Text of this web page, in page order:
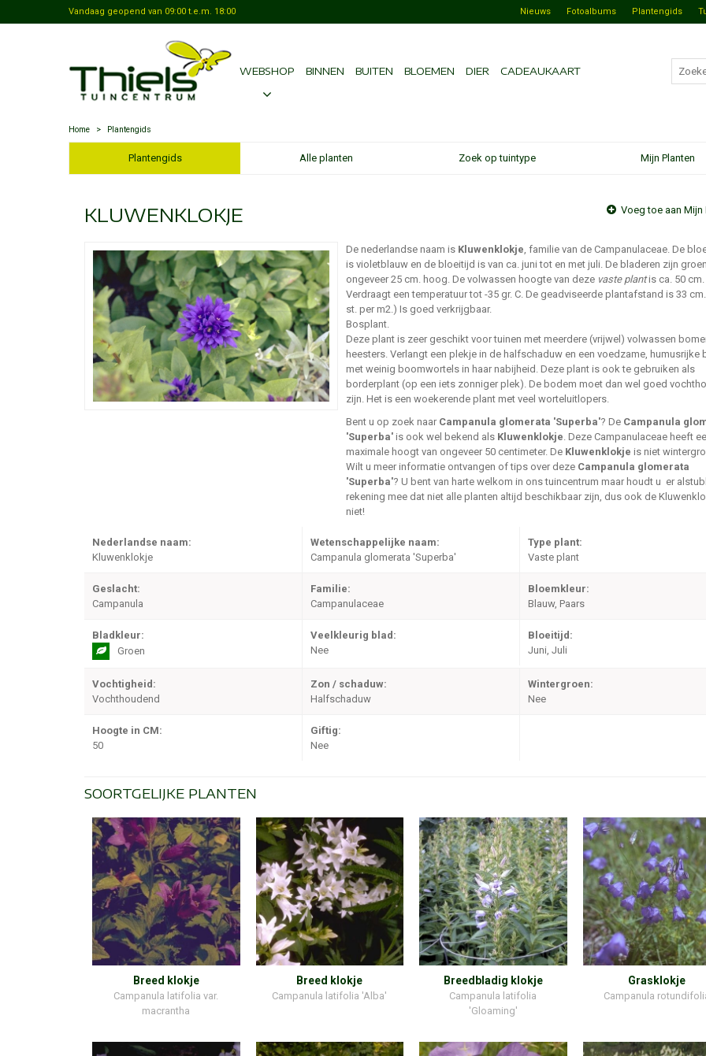
Home > Plantengids
Vandaag geopend van 09:00 t.e.m. 18:00 Nieuws Fotoalbums Plantengids
WEBSHOP BINNEN BUITEN BLOEMEN DIER CADEAUKAART
Plantengids Alle planten Zoek op tuintype Mijn Planten
KLUWENKLOKJE Voeg toe aan Mijn
De nederlandse naam is Kluwenklokje, familie van de Campanulaceae. De
is violetblauw en de bloeitijd is van ca. juni tot en met juli. De bladeren zijn
ongeveer 25 cm. hoog. De volwassen hoogte van deze vaste plantis ca. 50 cm.
Verdraagt een temperatuur tot -35 gr. C. De geadviseerde plantafstand is 33
st. per m2.) Is goed verkrijgbaar.
Bosplant.
Deze plant is zeer geschikt voor tuinen met meerdere (vrijwel) volwassen
heesters. Verlangt een plekje in de halfschaduw en een voedzame, humusrijke
met weinig boomwortels in haar nabijheid. Deze plant is ook te gebruiken als
borderplant (op een iets zonniger plek). De bodem moet dan wel goed
zijn. Het is een woekerende plant met veel worteluitlopers.
Bent u op zoek naar Campanula glomerata 'Superba'? De Campanula
'Superba' is ook wel bekend als Kluwenklokje. Deze Campanulaceae heeft
maximale hoogt van ongeveer 50 centimeter. De Kluwenklokje is niet
Wilt u meer informatie ontvangen of tips over deze Campanula glomerata
'Superba'? U bent van harte welkom in ons tuincentrum maar houdt u er
rekening mee dat niet alle planten altijd beschikbaar zijn, dus ook de
niet!
Nederlandse naam:
Kluwenklokje
Wetenschappelijke naam:
Campanula glomerata 'Superba'
Type plant:
Vaste plant
Geslacht:
Campanula
Familie:
Campanulaceae
Bloemkleur:
Blauw, Paars
Bladkleur:
Groen
Veelkleurig blad:
Nee
Bloeitijd:
Juni, Juli
Vochtigheid:
Vochthoudend
Zon / schaduw:
Halfschaduw
Wintergroen:
Nee
Hoogte in CM:
50
Giftig:
Nee
SOORTGELIJKE PLANTEN
Breed klokje
Campanula latifolia var.
macrantha
Breed klokje
Campanula latifolia 'Alba'
Breedbladig klokje
Campanula latifolia
'Gloaming'
Grasklokje
Campanula